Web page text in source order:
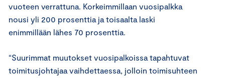
vuoteen verrattuna. Korkeimmillaan vuosipalkka
nousi yli 200 prosenttia ja toisaalta laski
enimmillään lähes 70 prosenttia.
“Suurimmat muutokset vuosipalkoissa tapahtuvat
toimitusjohtajaa vaihdettaessa, jolloin toimisuhteen